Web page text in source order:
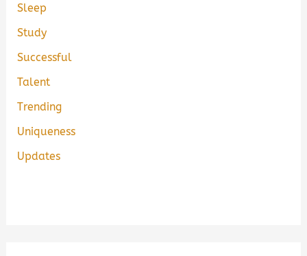
Sleep
Study
Successful
Talent
Trending
Uniqueness
Updates